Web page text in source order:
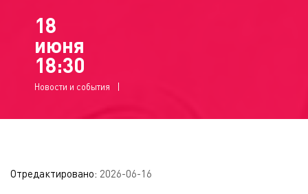
18
июня
18:30
Новости и события
Отредактировано: 2026-06-16